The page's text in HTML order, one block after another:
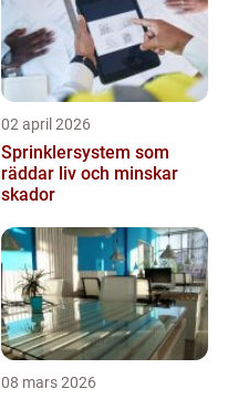
02 april 2026
Sprinklersystem som
räddar liv och minskar
skador
08 mars 2026